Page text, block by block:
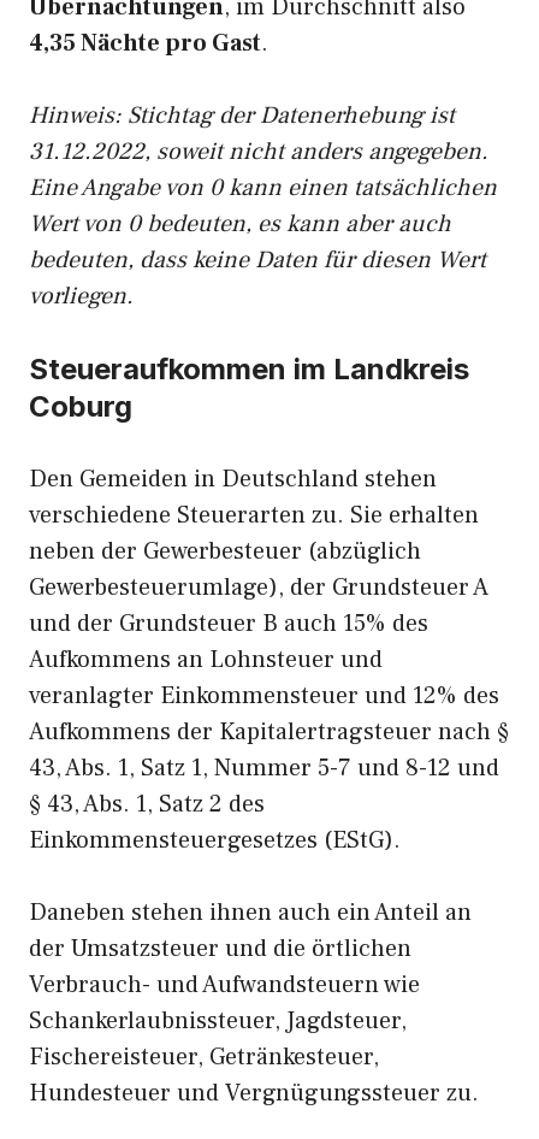
Übernachtungen, im Durchschnitt also
4,35 Nächte pro Gast.
Hinweis: Stichtag der Datenerhebung ist
31.12.2022, soweit nicht anders angegeben.
Eine Angabe von 0 kann einen tatsächlichen
Wert von 0 bedeuten, es kann aber auch
bedeuten, dass keine Daten für diesen Wert
vorliegen.
Steueraufkommen im Landkreis
Coburg
Den Gemeiden in Deutschland stehen
verschiedene Steuerarten zu. Sie erhalten
neben der Gewerbesteuer (abzüglich
Gewerbesteuerumlage), der Grundsteuer A
und der Grundsteuer B auch 15% des
Aufkommens an Lohnsteuer und
veranlagter Einkommensteuer und 12% des
Aufkommens der Kapitalertragsteuer nach §
43, Abs. 1, Satz 1, Nummer 5-7 und 8-12 und
§ 43, Abs. 1, Satz 2 des
Einkommensteuergesetzes (EStG).
Daneben stehen ihnen auch ein Anteil an
der Umsatzsteuer und die örtlichen
Verbrauch- und Aufwandsteuern wie
Schankerlaubnissteuer, Jagdsteuer,
Fischereisteuer, Getränkesteuer,
Hundesteuer und Vergnügungssteuer zu.